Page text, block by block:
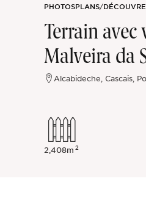
PHOTOSPLANS/
Terrain
Malveira da
Alcabideche, Cascais,
2,408m2
Hors marché